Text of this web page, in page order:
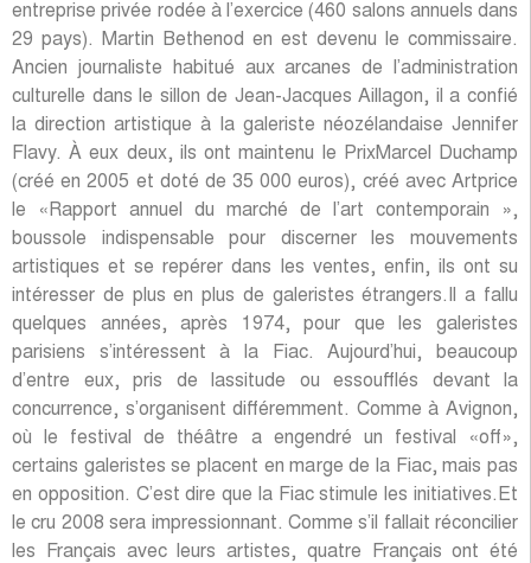
entreprise privée rodée à l’exercice (460 salons annuels dans
29 pays). Martin Bethenod en est devenu le commissaire.
Ancien journaliste habitué aux arcanes de l’administration
culturelle dans le sillon de Jean-Jacques Aillagon, il a confié
la direction artistique à la galeriste néozélandaise Jennifer
Flavy. À eux deux, ils ont maintenu le PrixMarcel Duchamp
(créé en 2005 et doté de 35 000 euros), créé avec Artprice
le «Rapport annuel du marché de l’art contemporain »,
boussole indispensable pour discerner les mouvements
artistiques et se repérer dans les ventes, enfin, ils ont su
intéresser de plus en plus de galeristes étrangers.Il a fallu
quelques années, après 1974, pour que les galeristes
parisiens s’intéressent à la Fiac. Aujourd’hui, beaucoup
d’entre eux, pris de lassitude ou essoufflés devant la
concurrence, s’organisent différemment. Comme à Avignon,
où le festival de théâtre a engendré un festival «off»,
certains galeristes se placent en marge de la Fiac, mais pas
en opposition. C’est dire que la Fiac stimule les initiatives.Et
le cru 2008 sera impressionnant. Comme s’il fallait réconcilier
les Français avec leurs artistes, quatre Français ont été